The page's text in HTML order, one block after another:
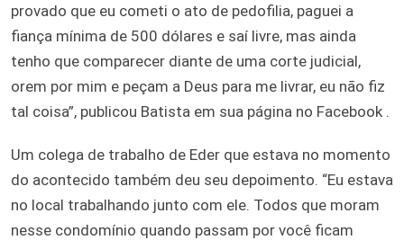
provado que eu cometi o ato de pedofilia, paguei a
fiança mínima de 500 dólares e saí livre, mas ainda
tenho que comparecer diante de uma corte judicial,
orem por mim e peçam a Deus para me livrar, eu não fiz
tal coisa”, publicou Batista em sua página no Facebook .
Um colega de trabalho de Eder que estava no momento
do acontecido também deu seu depoimento. “Eu estava
no local trabalhando junto com ele. Todos que moram
nesse condomínio quando passam por você ficam